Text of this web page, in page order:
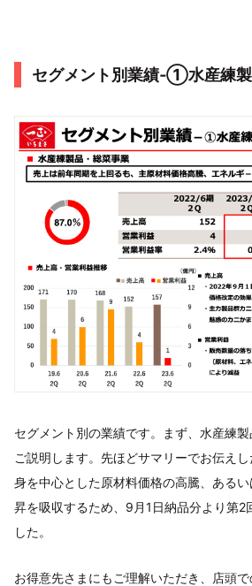
セグメント別業績‐①水産練
セグメント別の業績です。まず、水産練
ご説明します。先ほどサマリーでお伝え
身を中心とした原材料価格の高騰、ある
昇を吸収するため、9月1日納品分より第2
した。
お得意先さまにもご理解いただき、店頭